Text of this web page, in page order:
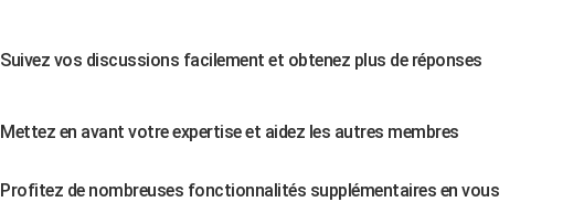
Suivez vos discussions facilement et obtenez plus de réponses
Mettez en avant votre expertise et aidez les autres membres
Profitez de nombreuses fonctionnalités supplémentaires en vous